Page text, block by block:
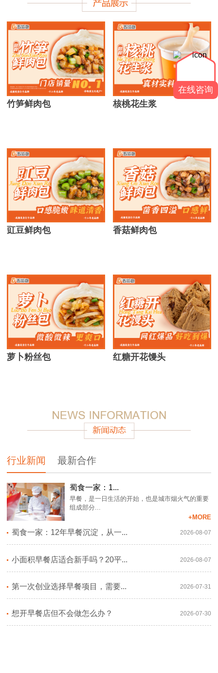
竹笋鲜肉包 核桃花生浆
豇豆鲜肉包 香菇鲜肉包
萝卜粉丝包 红糖开花馒头
行业新闻 最新合作
蜀食一家：1...
早餐，是一日生活的开始，也是城市烟火气的重要
组成部分...
+MORE
蜀食一家：12年早餐沉淀，从一... 2026-08-07
小面积早餐店适合新手吗？20平... 2026-08-07
第一次创业选择早餐项目，需要... 2026-07-31
想开早餐店但不会做怎么办？ 2026-07-30
在线咨询